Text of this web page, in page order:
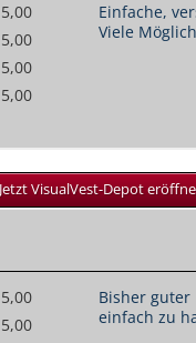
5,00
5,00
5,00
5,00
Einfache,
Viele
Jetzt VisualVest-Depot
5,00
5,00
Bisher guter
einfach zu